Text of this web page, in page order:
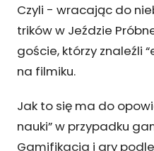
Czyli - wracając do
trików w Jeździe
goście, którzy znaleźli
na filmiku.
Jak to się ma do
nauki” w przypadku
Gamifikacja i gry